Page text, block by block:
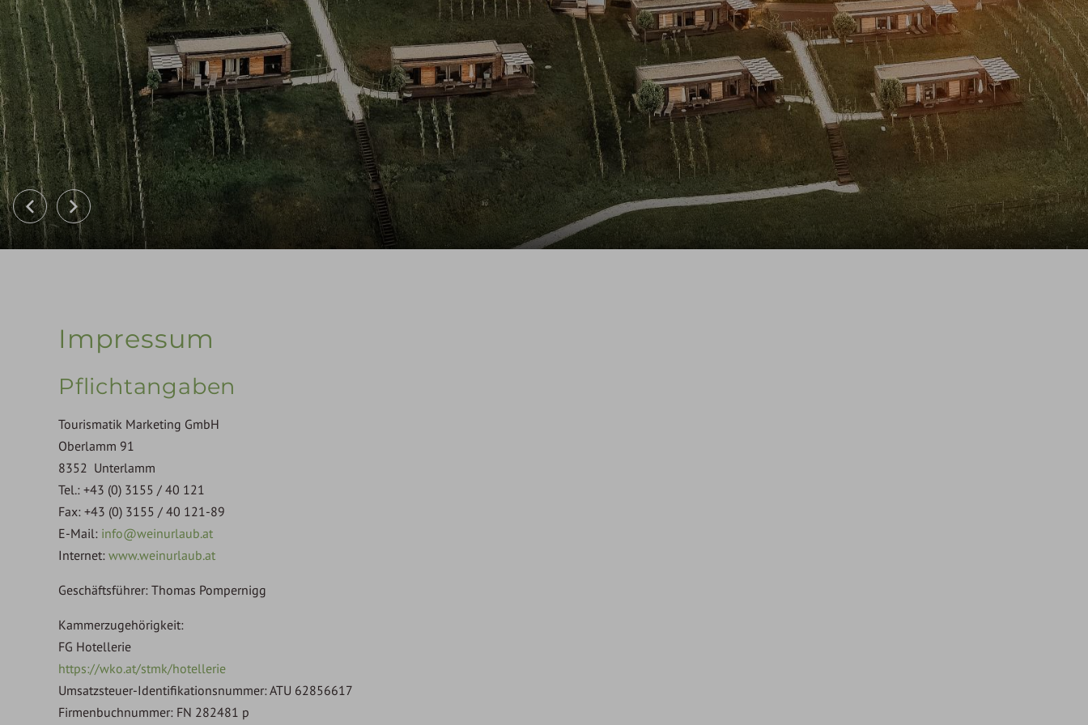
Impressum
Pflichtangaben
Tourismatik Marketing GmbH
Oberlamm 91
8352 Unterlamm
Tel.: +43 (0) 3155 / 40 121
Fax: +43 (0) 3155 / 40 121-89
E-Mail: info@weinurlaub.at
Internet: www.weinurlaub.at
Geschäftsführer: Thomas Pompernigg
Kammerzugehörigkeit:
FG Hotellerie
https://wko.at/stmk/hotellerie
Umsatzsteuer-Identifikationsnummer: ATU 62856617
Firmenbuchnummer: FN 282481 p